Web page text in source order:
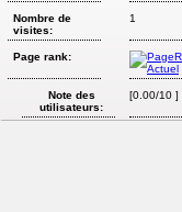
Nombre de
visites:
1
Page rank:
Note des
utilisateurs:
[0.00/10 ]